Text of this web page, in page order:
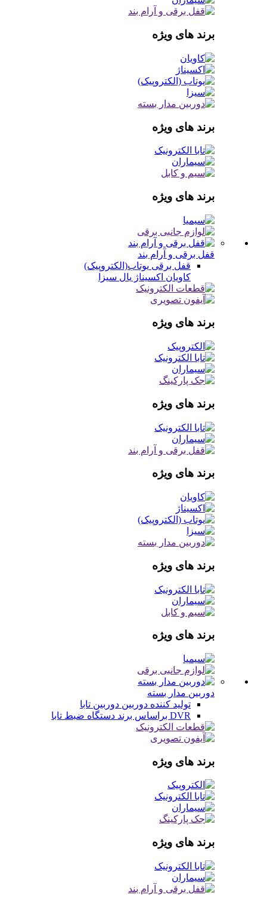
برند های ویژه
برند های ویژه
برند های ویژه
قفل برقی و آرام بند
قفل برقی یوتاب(الکتروپیک)
کاویان اکسیناژ یال سیزا
برند های ویژه
برند های ویژه
برند های ویژه
برند های ویژه
برند های ویژه
دوربین مدار بسته
تولید کننده دوربین دوربین تابا
DVR براساس برند
دستگاه ضبط تابا
برند های ویژه
برند های ویژه